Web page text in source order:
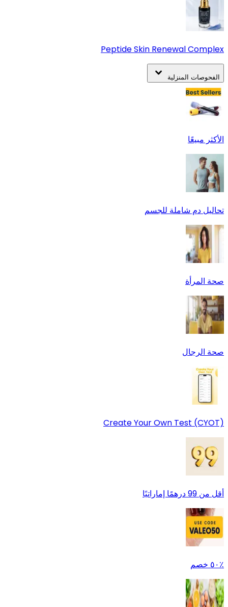
Peptide Skin Renewal Complex
الفحوصات المنزلية
الأكثر مبيعًا
تحاليل دم شاملة للجسم
صحة المرأة
صحة الرجال
Create Your Own Test (CYOT)
أقل من 99 درهمًا إماراتيًا
٪٥٠ خصم